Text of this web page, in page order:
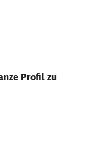
Profil zu